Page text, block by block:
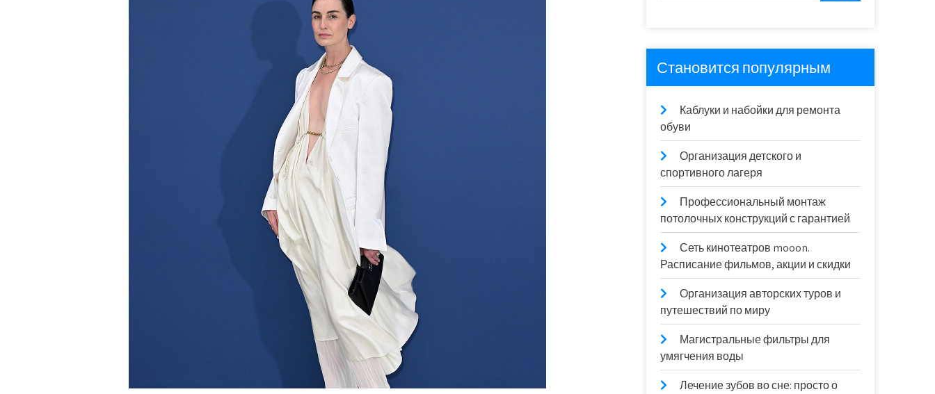
Становится популярным
Каблуки и набойки для ремонта
обуви
Организация детского и
спортивного лагеря
Профессиональный монтаж
потолочных конструкций с гарантией
Сеть кинотеатров mooon.
Расписание фильмов, акции и скидки
Организация авторских туров и
путешествий по миру
Магистральные фильтры для
умягчения воды
Лечение зубов во сне: просто о